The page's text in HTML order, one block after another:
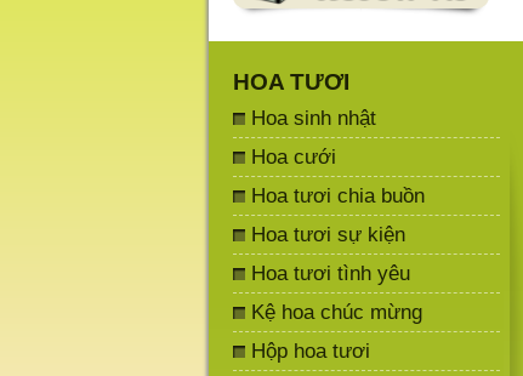
HOA TƯƠI
Hoa sinh nhật
Hoa cưới
Hoa tươi chia buồn
Hoa tươi sự kiện
Hoa tươi tình yêu
Kệ hoa chúc mừng
Hộp hoa tươi